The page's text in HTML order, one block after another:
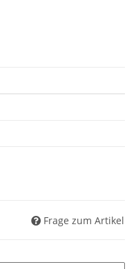
Frage zum Artikel